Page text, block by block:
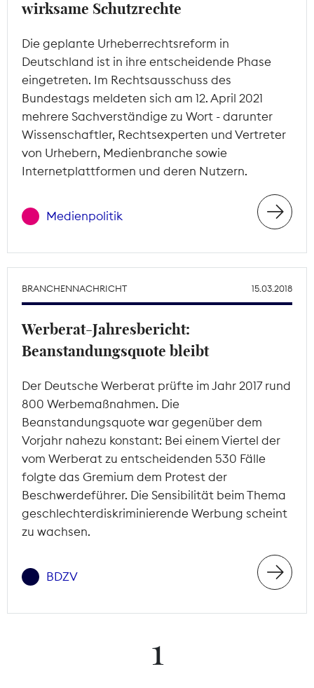
Mitgliederbereich
wirksame Schutzrechte
Die geplante Urheberrechtsreform in
Deutschland ist in ihre entscheidende Phase
eingetreten. Im Rechtsausschuss des
Bundestags meldeten sich am 12. April 2021
mehrere Sachverständige zu Wort - darunter
Wissenschaftler, Rechtsexperten und Vertreter
von Urhebern, Medienbranche sowie
Internetplattformen und deren Nutzern.
Medienpolitik
BRANCHENNACHRICHT 15.03.2018
Werberat-Jahresbericht:
Beanstandungsquote bleibt
Der Deutsche Werberat prüfte im Jahr 2017 rund
800 Werbemaßnahmen. Die
Beanstandungsquote war gegenüber dem
Vorjahr nahezu konstant: Bei einem Viertel der
vom Werberat zu entscheidenden 530 Fälle
folgte das Gremium dem Protest der
Beschwerdeführer. Die Sensibilität beim Thema
geschlechterdiskriminierende Werbung scheint
zu wachsen.
BDZV
1